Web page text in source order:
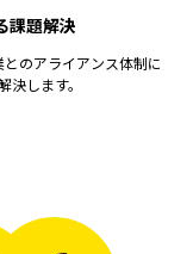
課題解決
のアライアンス体制に
します。